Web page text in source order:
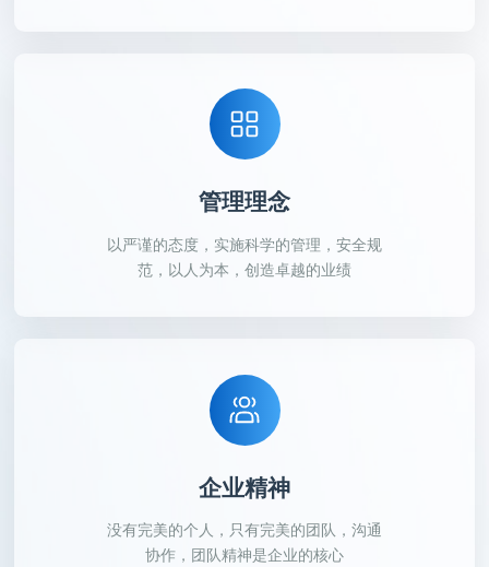
管理理念
以严谨的态度，实施科学的管理，安全规
范，以人为本，创造卓越的业绩
企业精神
没有完美的个人，只有完美的团队，沟通
协作，团队精神是企业的核心